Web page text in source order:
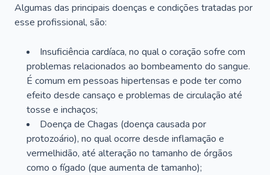
Algumas das principais doenças e condições tratadas por
esse profissional, são:
Insuficiência cardíaca, no qual o coração sofre com
problemas relacionados ao bombeamento do sangue.
É comum em pessoas hipertensas e pode ter como
efeito desde cansaço e problemas de circulação até
tosse e inchaços;
Doença de Chagas (doença causada por
protozoário), no qual ocorre desde inflamação e
vermelhidão, até alteração no tamanho de órgãos
como o fígado (que aumenta de tamanho);